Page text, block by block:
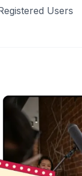
Users